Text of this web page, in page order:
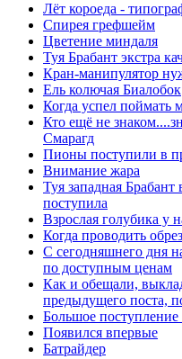
Лёт короеда -
Спирея грефшейм
Цветение миндаля
Туя Брабант экстра
Кран-манипулятор
Ель колючая Биалобок
Когда успел поймать
Кто ещё не
Смарагд
Пионы поступили в
Внимание жара
Туя западная
поступила
Взрослая голубика у
Когда проводить
С сегодняшнего дня
по доступным ценам
Как и обещали,
предыдущего поста,
Большое
Появился впервые
Батрайдер